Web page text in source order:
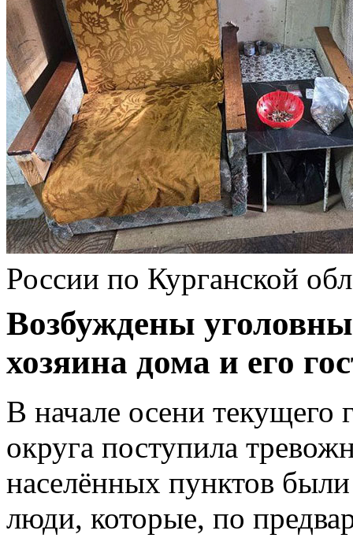
России по Курганской
Возбуждены
хозяина дома и его
В начале осени текущего
округа поступила
населённых пунктов
люди, которые, по